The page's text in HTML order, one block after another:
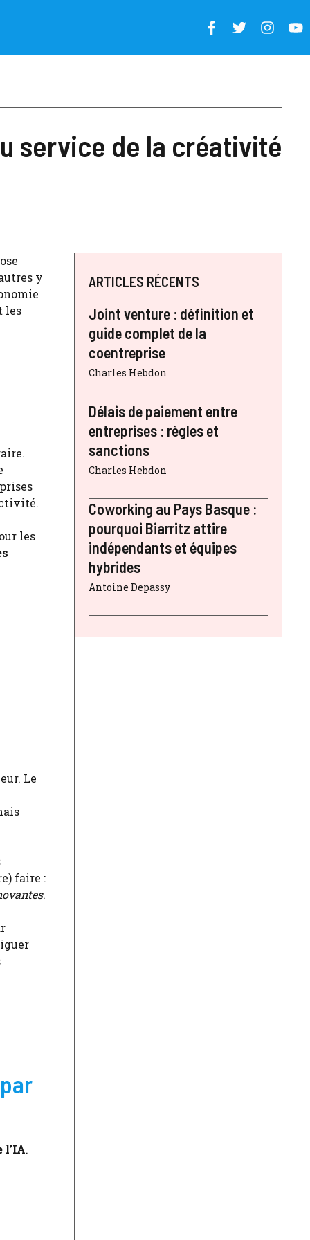
service de la créativité
y
les
les
Le
faire :
.
l’IA.
ARTICLES RÉCENTS
Joint venture : définition et
guide complet de la
coentreprise
Charles Hebdon
Délais de paiement entre
entreprises : règles et
sanctions
Charles Hebdon
Coworking au Pays Basque :
pourquoi Biarritz attire
indépendants et équipes
hybrides
Antoine Depassy